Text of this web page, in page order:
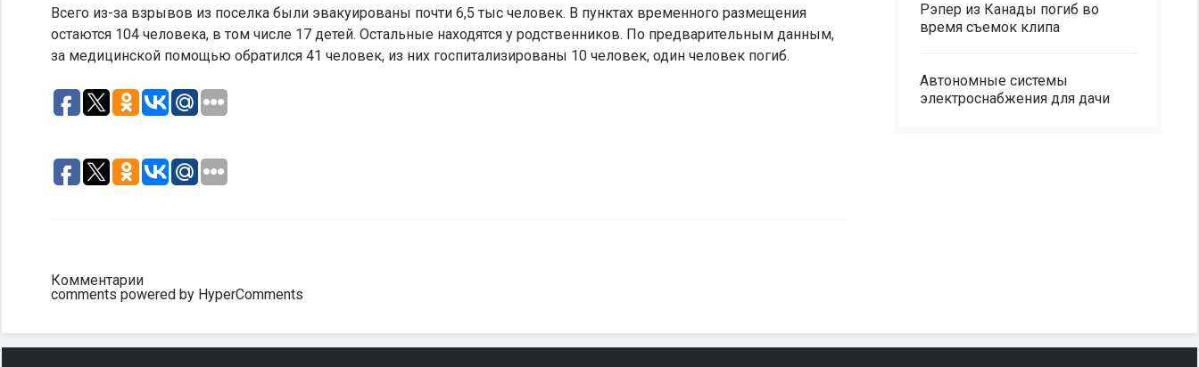
Всего из-за взрывов из поселка были эвакуированы почти 6,5 тыс человек. В пунктах временного размещения
остаются 104 человека, в том числе 17 детей. Остальные находятся у родственников. По предварительным данным,
за медицинской помощью обратился 41 человек, из них госпитализированы 10 человек, один человек погиб.
Комментарии
comments powered by HyperComments
Рэпер из Канады погиб во
время съемок клипа
Автономные системы
электроснабжения для дачи